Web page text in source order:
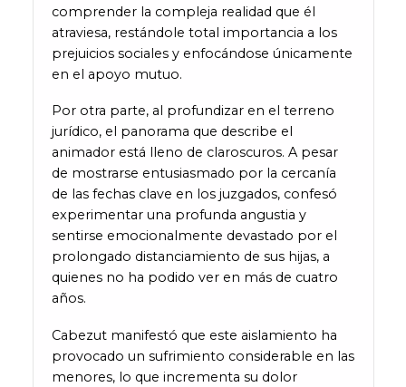
comprender la compleja realidad que él
atraviesa, restándole total importancia a los
prejuicios sociales y enfocándose únicamente
en el apoyo mutuo.
Por otra parte, al profundizar en el terreno
jurídico, el panorama que describe el
animador está lleno de claroscuros. A pesar
de mostrarse entusiasmado por la cercanía
de las fechas clave en los juzgados, confesó
experimentar una profunda angustia y
sentirse emocionalmente devastado por el
prolongado distanciamiento de sus hijas, a
quienes no ha podido ver en más de cuatro
años.
Cabezut manifestó que este aislamiento ha
provocado un sufrimiento considerable en las
menores, lo que incrementa su dolor